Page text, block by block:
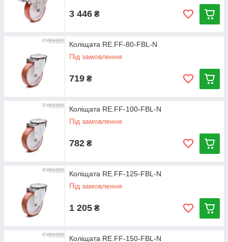
3 446 ₴
Коліщата RE.FF-80-FBL-N
Під замовлення
719 ₴
Коліщата RE.FF-100-FBL-N
Під замовлення
782 ₴
Коліщата RE.FF-125-FBL-N
Під замовлення
1 205 ₴
Коліщата RE.FF-150-FBL-N